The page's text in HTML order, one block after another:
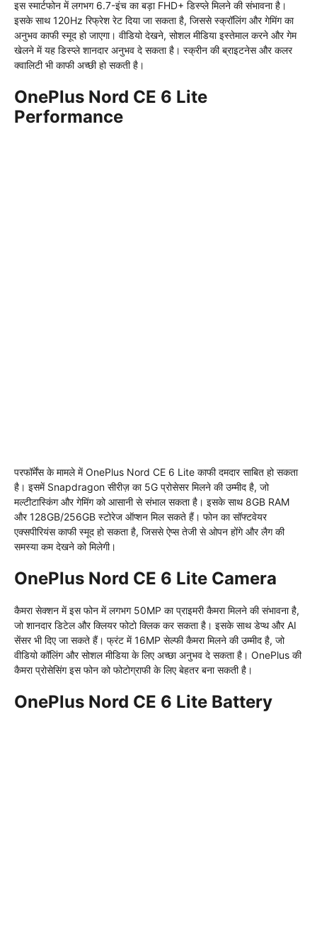
इस स्मार्टफोन में लगभग 6.7-इंच का बड़ा FHD+ डिस्प्ले मिलने की संभावना है।
इसके साथ 120Hz रिफ्रेश रेट दिया जा सकता है, जिससे स्क्रॉलिंग और गेमिंग का
अनुभव काफी स्मूद हो जाएगा। वीडियो देखने, सोशल मीडिया इस्तेमाल करने और गेम
खेलने में यह डिस्प्ले शानदार अनुभव दे सकता है। स्क्रीन की ब्राइटनेस और कलर
क्वालिटी भी काफी अच्छी हो सकती है।
OnePlus Nord CE 6 Lite
Performance
परफॉर्मेंस के मामले में OnePlus Nord CE 6 Lite काफी दमदार साबित हो सकता
है। इसमें Snapdragon सीरीज़ का 5G प्रोसेसर मिलने की उम्मीद है, जो
मल्टीटास्किंग और गेमिंग को आसानी से संभाल सकता है। इसके साथ 8GB RAM
और 128GB/256GB स्टोरेज ऑप्शन मिल सकते हैं। फोन का सॉफ्टवेयर
एक्सपीरियंस काफी स्मूद हो सकता है, जिससे ऐप्स तेजी से ओपन होंगे और लैग की
समस्या कम देखने को मिलेगी।
OnePlus Nord CE 6 Lite Camera
कैमरा सेक्शन में इस फोन में लगभग 50MP का प्राइमरी कैमरा मिलने की संभावना है,
जो शानदार डिटेल और क्लियर फोटो क्लिक कर सकता है। इसके साथ डेप्थ और AI
सेंसर भी दिए जा सकते हैं। फ्रंट में 16MP सेल्फी कैमरा मिलने की उम्मीद है, जो
वीडियो कॉलिंग और सोशल मीडिया के लिए अच्छा अनुभव दे सकता है। OnePlus की
कैमरा प्रोसेसिंग इस फोन को फोटोग्राफी के लिए बेहतर बना सकती है।
OnePlus Nord CE 6 Lite Battery